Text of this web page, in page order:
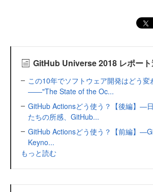
GitHub Universe 2018 レポー
この10年でソフトウェア開発はどう変
――"The State of the Oc...
GitHub Actionsどう使う？【後編】―
たちの所感、GitHub...
GitHub Actionsどう使う？【前編】
Keyno...
もっと読む